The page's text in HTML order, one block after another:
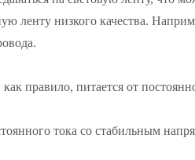
ленту низкого качества.
правило, питается от
тока со стабильным